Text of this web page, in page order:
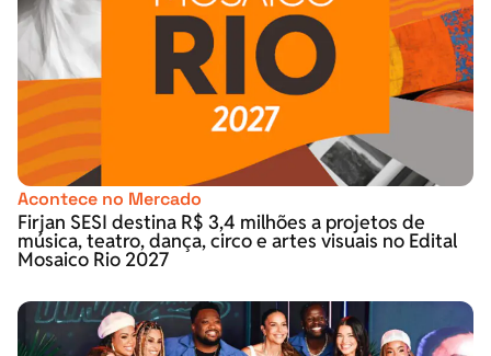
Acontece no Mercado
Firjan SESI destina R$ 3,4 milhões a projetos de
música, teatro, dança, circo e artes visuais no Edital
Mosaico Rio 2027